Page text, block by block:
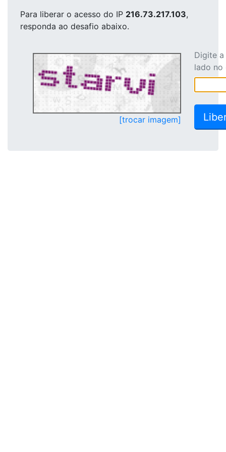
Para liberar o acesso do IP 216.73.217.103,
responda ao desafio abaixo.
[trocar imagem]
Digite
lado no